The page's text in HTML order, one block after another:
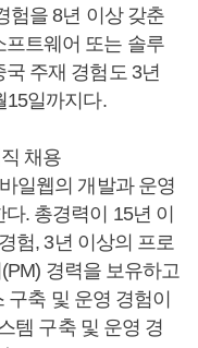
험을 8년 이상 갖춘
트웨어 또는 솔루
주재 경험도 3년
15일까지다.
채용
일웹의 개발과 운영
. 총경력이 15년 이
험, 3년 이상의 프로
경력을 보유하고
축 및 운영 경험이
템 구축 및 운영 경